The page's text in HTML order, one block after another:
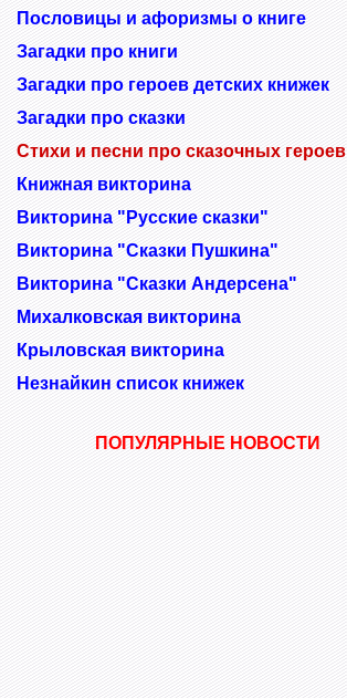
Пословицы и афоризмы о книге
Загадки про книги
Загадки про героев детских книжек
Загадки про сказки
Стихи и песни про сказочных героев
Книжная викторина
Викторина "Русские сказки"
Викторина "Сказки Пушкина"
Викторина "Сказки Андерсена"
Михалковская викторина
Крыловская викторина
Незнайкин список книжек
ПОПУЛЯРНЫЕ НОВОСТИ